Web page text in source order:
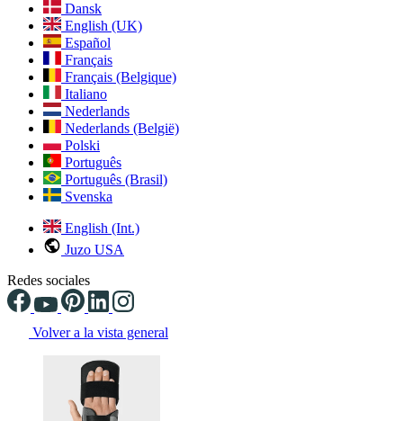
Dansk
English (UK)
Español
Français
Français (Belgique)
Italiano
Nederlands
Nederlands (België)
Polski
Português
Português (Brasil)
Svenska
English (Int.)
Juzo USA
Redes sociales
Volver a la vista general